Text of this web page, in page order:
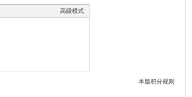
高级模式
本版积分规则